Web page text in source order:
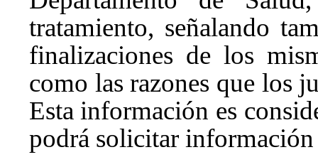
tratamiento, señalando
finalizaciones de los
como las razones que los
Esta información es
podrá solicitar